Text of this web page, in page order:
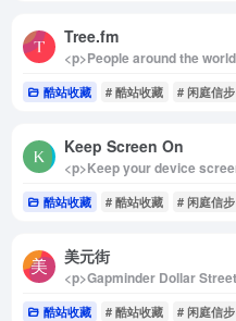
Tree.fm
酷站收藏 # 酷站收藏 # 闲庭信步
Keep Screen On
酷站收藏 # 酷站收藏 # 闲庭信步
美元街
酷站收藏 # 酷站收藏 # 闲庭信步